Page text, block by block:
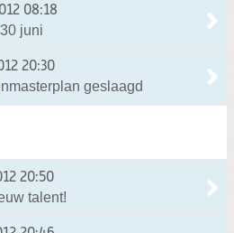
08:18
juni
20:30
geslaagd
20:50
talent!